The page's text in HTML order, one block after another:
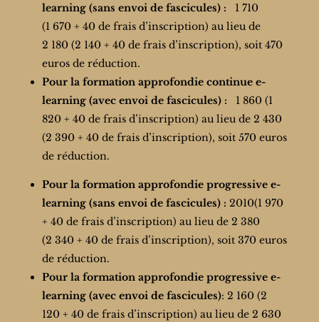
learning (sans envoi de fascicules) : 1 710
(1 670 + 40 de frais d’inscription) au lieu de
2 180 (2 140 + 40 de frais d’inscription), soit 470
euros de réduction.
Pour la formation approfondie continue e-
learning (avec envoi de fascicules) : 1 860 (1
820 + 40 de frais d’inscription) au lieu de 2 430
(2 390 + 40 de frais d’inscription), soit 570 euros
de réduction.
Pour la formation approfondie progressive e-
learning (sans envoi de fascicules) : 2010(1 970
+ 40 de frais d’inscription) au lieu de 2 380
(2 340 + 40 de frais d’inscription), soit 370 euros
de réduction.
Pour la formation approfondie progressive e-
learning (avec envoi de fascicules): 2 160 (2
120 + 40 de frais d’inscription) au lieu de 2 630